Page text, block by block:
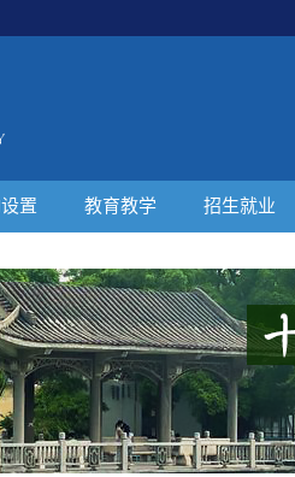
置 教育教学 招生就业